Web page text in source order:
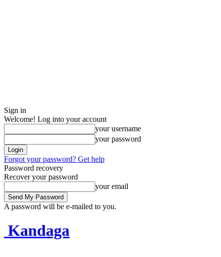
Sign in
Welcome! Log into your account
your username
your password
Forgot your password? Get help
Password recovery
Recover your password
your email
A password will be e-mailed to you.
Kandaga